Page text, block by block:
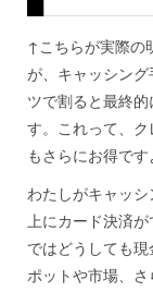
↑こちらが実際の
が、キャッシン
ツで割ると最終
す。これって、
もさらにお得です
わたしがキャッ
上にカード決済
ではどうしても
ポットや市場、